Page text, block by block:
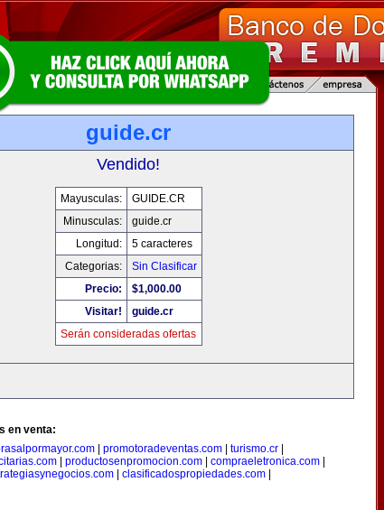
guide.cr
Vendido!
Mayusculas:
GUIDE.CR
Minusculas:
guide.cr
Longitud:
5 caracteres
Categorias:
Sin Clasificar
Precio:
$1,000.00
Visitar!
guide.cr
Serán consideradas ofertas
en venta:
| promotoradeventas.com| turismo.cr|
productosenpromocion.com compraeletronica.com
clasificadospropiedades.com